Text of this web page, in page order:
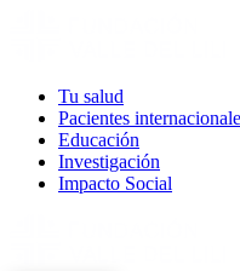
Tu salud
Pacientes
Educación
Investigación
Impacto Social